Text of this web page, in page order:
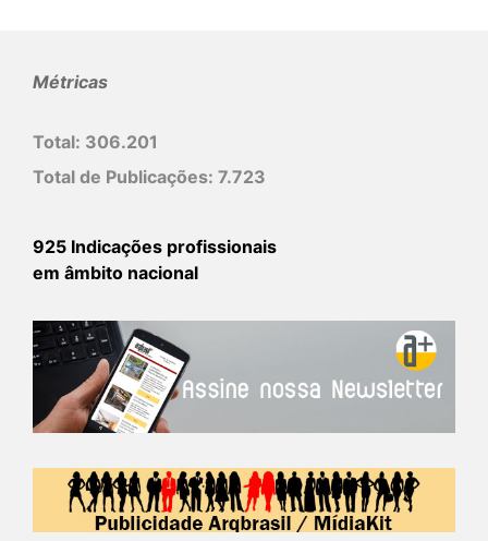
Métricas
Total: 306.201
Total de Publicações: 7.723
925 Indicações profissionais
em âmbito nacional